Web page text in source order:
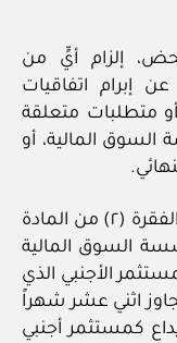
إلزام أيٍّ من
إبرام اتفاقيات
متطلبات متعلقة
السوق المالية، أو
ب- استثناءً من الفقرة الفرعية (أ) من الفقرة (٢) من المادة
السوق المالية
الأجنبي الذي
اثني عشر شهراً
كمستثمر أجنبي